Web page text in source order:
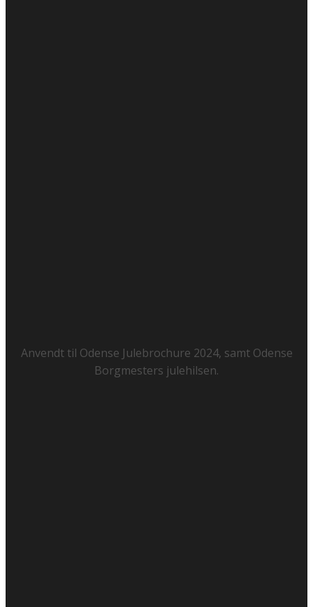
Anvendt til Odense Julebrochure 2024, samt Odense
Borgmesters julehilsen.